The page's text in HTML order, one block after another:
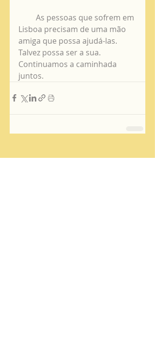
Lisboa precisam de uma mão
amiga que possa ajudá-las.
Talvez possa ser a sua.
Continuamos a caminhada
juntos.